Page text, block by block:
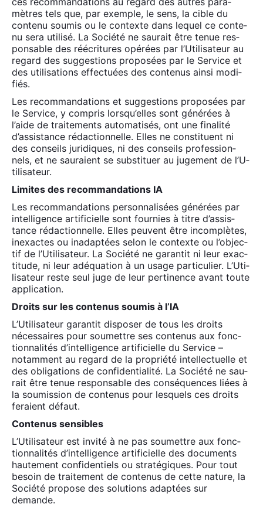
mètres tels que, par exemple, le sens, la cible du
conte­nu sou­mis ou le contexte dans lequel ce conte­
nu sera uti­li­sé. La Socié­té ne sau­rait être tenue res­
pon­sable des réécri­tures opé­rées par l’U­ti­li­sa­teur au
regard des sug­ges­tions pro­po­sées par le Ser­vice et
des uti­li­sa­tions effec­tuées des conte­nus ain­si modi­
fiés.
Les recom­man­da­tions et sug­ges­tions pro­po­sées par
le Ser­vice, y com­pris lors­qu’elles sont géné­rées à
l’aide de trai­te­ments auto­ma­ti­sés, ont une fina­li­té
d’as­sis­tance rédac­tion­nelle. Elles ne consti­tuent ni
des conseils juri­diques, ni des conseils pro­fes­sion­
nels, et ne sau­raient se sub­sti­tuer au juge­ment de l’U­
ti­li­sa­teur.
Limites des recom­man­da­tions IA
Les recom­man­da­tions per­son­na­li­sées géné­rées par
intel­li­gence arti­fi­cielle sont four­nies à titre d’as­sis­
tance rédac­tion­nelle. Elles peuvent être incom­plètes,
inexactes ou inadap­tées selon le contexte ou l’ob­jec­
tif de l’U­ti­li­sa­teur. La Socié­té ne garan­tit ni leur exac­
ti­tude, ni leur adé­qua­tion à un usage par­ti­cu­lier. L’U­ti­
li­sa­teur reste seul juge de leur per­ti­nence avant toute
appli­ca­tion.
Droits sur les conte­nus sou­mis à l’IA
L’U­ti­li­sa­teur garan­tit dis­po­ser de tous les droits
néces­saires pour sou­mettre ses conte­nus aux fonc­
tion­na­li­tés d’in­tel­li­gence arti­fi­cielle du Ser­vice –
notam­ment au regard de la pro­prié­té intel­lec­tuelle et
des obli­ga­tions de confi­den­tia­li­té. La Socié­té ne sau­
rait être tenue res­pon­sable des consé­quences liées à
la sou­mis­sion de conte­nus pour les­quels ces droits
feraient défaut.
Conte­nus sen­sibles
L’U­ti­li­sa­teur est invi­té à ne pas sou­mettre aux fonc­
tion­na­li­tés d’in­tel­li­gence arti­fi­cielle des docu­ments
hau­te­ment confi­den­tiels ou stra­té­giques. Pour tout
besoin de trai­te­ment de conte­nus de cette nature, la
Socié­té pro­pose des solu­tions adap­tées sur
demande.